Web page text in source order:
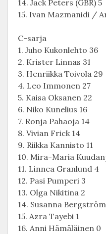
14. Jack Peters (GBR) 5
15. Ivan Mazmanidi /
C-sarja
1. Juho Kukonlehto 36
2. Krister Linnas 31
3. Henriikka Toivola 29
4. Leo Immonen 27
5. Kaisa Oksanen 22
6. Niko Kunelius 16
7. Ronja Pahaoja 14
8. Vivian Frick 14
9. Riikka Kannisto 11
10. Mira-Maria
11. Linnea Granlund 4
12. Pasi Pumperi 3
13. Olga Nikitina 2
14. Susanna Bergström
15. Azra Tayebi 1
16. Anni Hämäläinen 0